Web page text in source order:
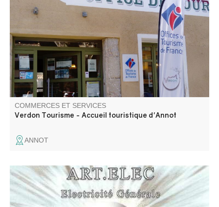
Le Bureau d'information touristique vous renseigne sur le
territoire, il vous conseille pour l'organisation de votre
COMMERCES ET SERVICES
Verdon Tourisme - Accueil touristique d'Annot
ANNOT
Electricité générale courant faible et fort, domotique.
Travaux de rénovation tout corps d'état